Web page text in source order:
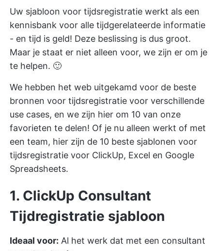
Uw sjabloon voor tijdsregistratie werkt als een
kennisbank voor alle tijdgerelateerde informatie
- en tijd is geld! Deze beslissing is dus groot.
Maar je staat er niet alleen voor, we zijn er om je
te helpen. 🙂
We hebben het web uitgekamd voor de beste
bronnen voor tijdsregistratie voor verschillende
use cases, en we zijn hier om 10 van onze
favorieten te delen! Of je nu alleen werkt of met
een team, hier zijn de 10 beste sjablonen voor
tijdsregistratie voor ClickUp, Excel en Google
Spreadsheets.
1. ClickUp Consultant
Tijdregistratie sjabloon
Ideaal voor: Al het werk dat met een consultant